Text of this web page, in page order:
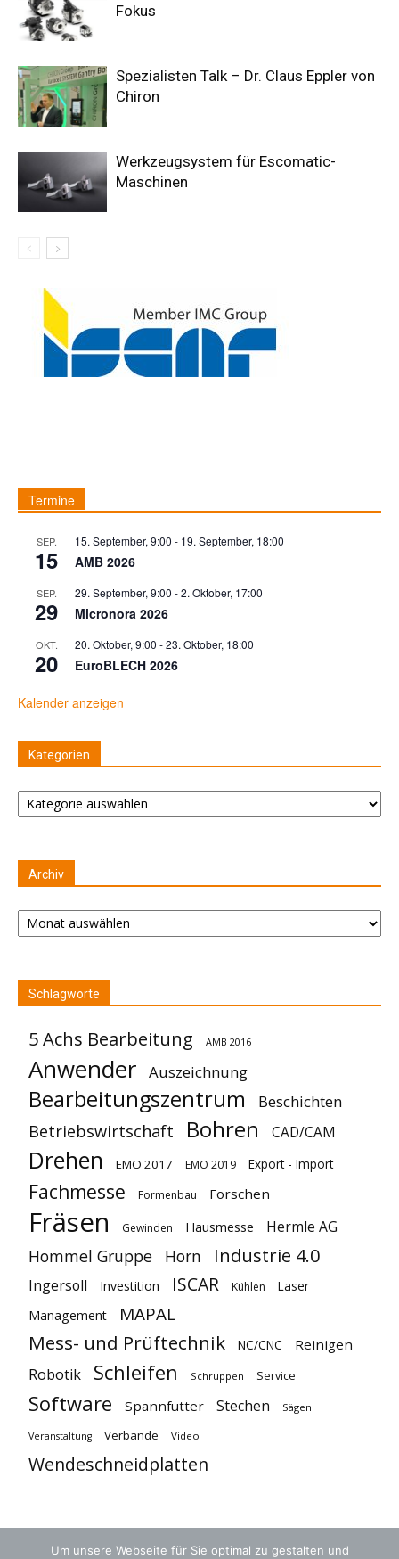
Fokus
Spezialisten Talk – Dr. Claus Eppler von
Chiron
Werkzeugsystem für Escomatic-
Maschinen
Termine
SEP.
15
15. September, 9:00 - 19. September, 18:00
AMB 2026
SEP.
29
29. September, 9:00 -2. Oktober, 17:00
Micronora 2026
OKT.
20
20. Oktober, 9:00 -23. Oktober, 18:00
EuroBLECH 2026
Kalender anzeigen
Kategorien
Kategorien
Archiv
Archiv
Schlagworte
5 Achs Bearbeitung AMB 2016
Anwender Auszeichnung
Bearbeitungszentrum Beschichten
Betriebswirtschaft Bohren CAD/CAM
Drehen EMO 2017 EMO 2019 Export - Import
Fachmesse Formenbau Forschen
Fräsen Gewinden Hausmesse Hermle AG
Hommel Gruppe Horn Industrie 4.0
Ingersoll Investition ISCAR Kühlen
Laser
Management
MAPAL
Mess- und Prüftechnik NC/CNC Reinigen
Robotik Schleifen Schruppen Service
Software Spannfutter Stechen Sägen
Veranstaltung Verbände Video
Wendeschneidplatten
Um unsere Webseite für Sie optimal zu gestalten und